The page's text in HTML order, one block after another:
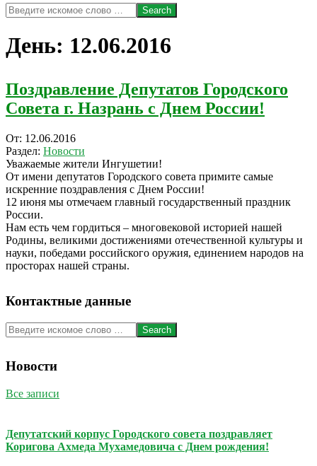
Search
День: 12.06.2016
Поздравление Депутатов Городского
Совета г. Назрань с Днем России!
2016-
06-
12
От: 12.06.2016
Раздел: Новости
Уважаемые жители Ингушетии!
От имени депутатов Городского совета примите самые
искренние поздравления с Днем России!
12 июня мы отмечаем главный государственный праздник
России.
Нам есть чем гордиться – многовековой историей нашей
Родины, великими достижениями отечественной культуры и
науки, победами российского оружия, единением народов на
просторах нашей страны.
Контактные данные
Search
Новости
Все записи
Депутатский корпус Городского совета поздравляет
Коригова Ахмеда Мухамедовича с Днем рождения!